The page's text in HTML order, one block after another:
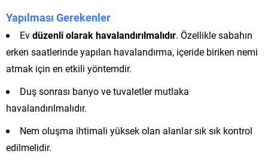
Yapılması Gerekenler
Evdüzenli olarak havalandırılmalıdır. Özellikle sabahın
erken saatlerinde yapılan havalandırma, içeride biriken nemi
atmak için en etkili yöntemdir.
Duş sonrası banyo ve tuvaletler mutlaka
havalandırılmalıdır.
Nem oluşma ihtimali yüksek olan alanlar sık sık kontrol
edilmelidir.